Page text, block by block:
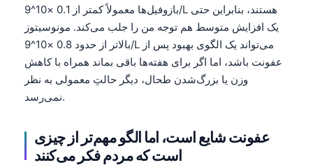
بازوفیل‌ها معمولاً کمتر از 0.1 ×10^9/L هستند، بنابراین حتی
یک افزایش متوسط هم توجه من را جلب می‌کند. مونوسیتوز
بالاتر از حدود 0.8 ×10^9/L می‌تواند یک الگوی بهبود پس از
عفونت باشد، اما اگر برای هفته‌ها باقی بماند همراه با کاهش
وزن یا بزرگ‌شدن طحال، دیگر حالتِ معمولی به نظر
نمی‌رسد.
عفونت شایع است، اما الگو مهم‌تر از چیزی
است که مردم فکر می‌کنند